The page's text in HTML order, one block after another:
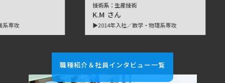
技術系：生産技術
▶2014年入社／数学・物理系専攻
職種紹介＆社員インタビュー一覧